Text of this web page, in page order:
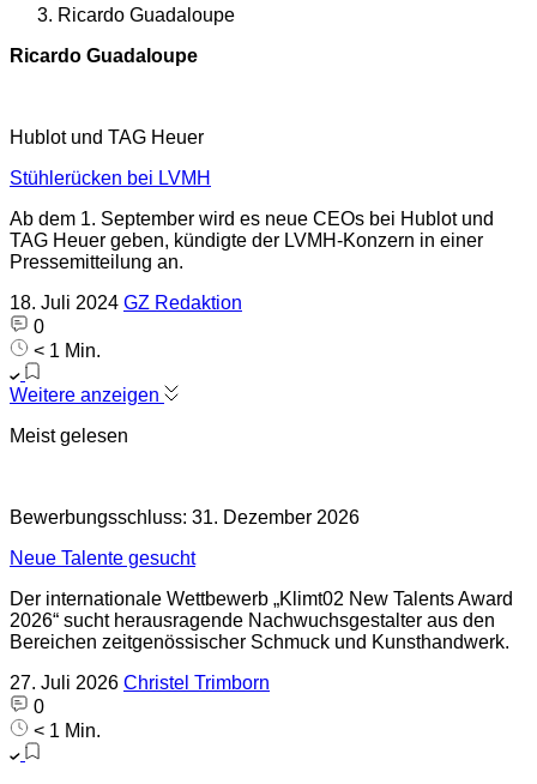
Ricardo Guadaloupe
Ricardo Guadaloupe
Hublot und TAG Heuer
Stühlerücken bei LVMH
Ab dem 1. September wird es neue CEOs bei Hublot und
TAG Heuer geben, kündigte der LVMH-Konzern in einer
Pressemitteilung an.
18. Juli 2024 GZ Redaktion
0
< 1 Min.
Weitere anzeigen
Meist gelesen
Bewerbungsschluss: 31. Dezember 2026
Neue Talente gesucht
Der internationale Wettbewerb „Klimt02 New Talents Award
2026“ sucht herausragende Nachwuchsgestalter aus den
Bereichen zeitgenössischer Schmuck und Kunsthandwerk.
27. Juli 2026 Christel Trimborn
0
< 1 Min.